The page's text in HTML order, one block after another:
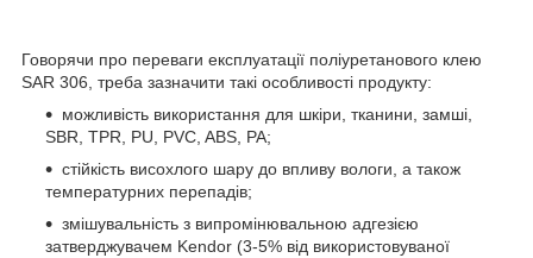
Говорячи про переваги експлуатації поліуретанового клею
SAR 306, треба зазначити такі особливості продукту:
можливість використання для шкіри, тканини, замші,
SBR, TPR, PU, PVC, ABS, PA;
стійкість висохлого шару до впливу вологи, а також
температурних перепадів;
змішувальність з випромінювальною адгезією
затверджувачем Kendor (3-5% від використовуваної